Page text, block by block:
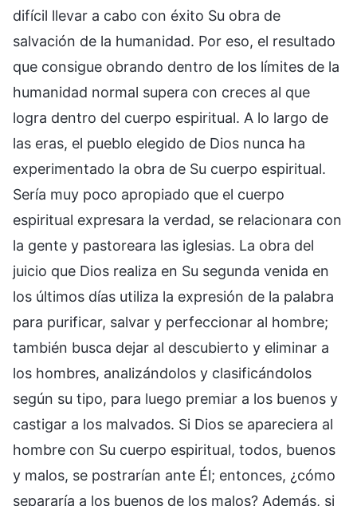
difícil llevar a cabo con éxito Su obra de
salvación de la humanidad. Por eso, el resultado
que consigue obrando dentro de los límites de la
humanidad normal supera con creces al que
logra dentro del cuerpo espiritual. A lo largo de
las eras, el pueblo elegido de Dios nunca ha
experimentado la obra de Su cuerpo espiritual.
Sería muy poco apropiado que el cuerpo
espiritual expresara la verdad, se relacionara con
la gente y pastoreara las iglesias. La obra del
juicio que Dios realiza en Su segunda venida en
los últimos días utiliza la expresión de la palabra
para purificar, salvar y perfeccionar al hombre;
también busca dejar al descubierto y eliminar a
los hombres, analizándolos y clasificándolos
según su tipo, para luego premiar a los buenos y
castigar a los malvados. Si Dios se apareciera al
hombre con Su cuerpo espiritual, todos, buenos
y malos, se postrarían ante Él; entonces, ¿cómo
separaría a los buenos de los malos? Además, si